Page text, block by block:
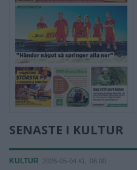
SENASTE I KULTUR
KULTUR 2026-05-04 KL. 06:00